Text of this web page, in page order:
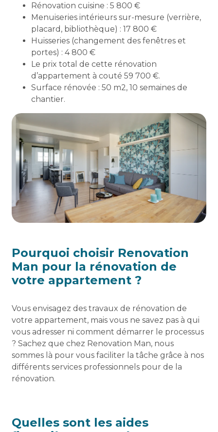
Rénovation cuisine : 5 800 €
Menuiseries intérieurs sur-mesure (verrière,
placard, bibliothèque) : 17 800 €
Huisseries (changement des fenêtres et
portes) : 4 800 €
Le prix total de cette rénovation
d’appartement à couté 59 700 €.
Surface rénovée : 50 m2, 10 semaines de
chantier.
Pourquoi choisir Renovation
Man pour la rénovation de
votre appartement ?
Vous envisagez des travaux de rénovation de
votre appartement, mais vous ne savez pas à qui
vous adresser ni comment démarrer le processus
? Sachez que chez Renovation Man, nous
sommes là pour vous faciliter la tâche grâce à nos
différents services professionnels pour de la
rénovation.
Quelles sont les aides